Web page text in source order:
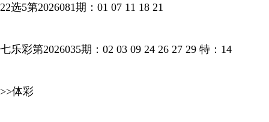
22选5第2026081期：01 07 11 18 21
七乐彩第2026035期：02 03 09 24 26 27 29 特：14
>>体彩